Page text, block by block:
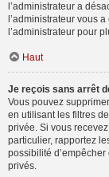
l’administrateur a
l’administrateur vous
l’administrateur pour
Haut
Je reçois sans arrêt
Vous pouvez
en utilisant les filtres
privée. Si vous
particulier, rapportez
possibilité
privés.